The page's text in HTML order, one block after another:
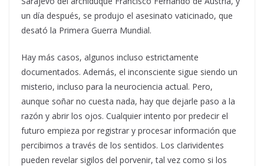
un día después, se produjo el asesinato vaticinado, que
desató la Primera Guerra Mundial.
Hay más casos, algunos incluso estrictamente
documentados. Además, el inconsciente sigue siendo un
misterio, incluso para la neurociencia actual. Pero,
aunque soñar no cuesta nada, hay que dejarle paso a la
razón y abrir los ojos. Cualquier intento por predecir el
futuro empieza por registrar y procesar información que
percibimos a través de los sentidos. Los clarividentes
pueden revelar sigilos del porvenir, tal vez como si los